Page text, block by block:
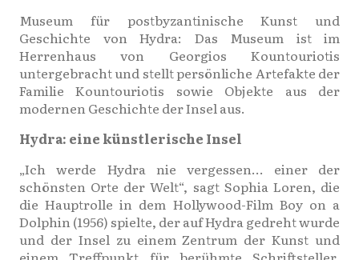
Museum für postbyzantinische Kunst und
Geschichte von Hydra: Das Museum ist im
Herrenhaus von Georgios Kountouriotis
untergebracht und stellt persönliche Artefakte der
Familie Kountouriotis sowie Objekte aus der
modernen Geschichte der Insel aus.
Hydra: eine künstlerische Insel
„Ich werde Hydra nie vergessen… einer der
schönsten Orte der Welt“, sagt Sophia Loren, die
die Hauptrolle in dem Hollywood-Film Boy on a
Dolphin (1956) spielte, der auf Hydra gedreht wurde
und der Insel zu einem Zentrum der Kunst und